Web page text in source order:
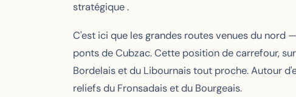
stratégique .
C'est ici que les grandes routes venues du nord
ponts de Cubzac. Cette position de carrefour,
Bordelais et du Libournais tout proche. Autour
reliefs du Fronsadais et du Bourgeais.